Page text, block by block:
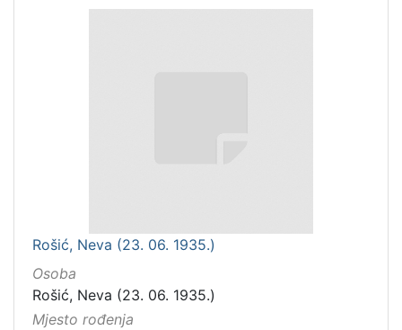
Rošić, Neva (23. 06. 1935.)
Osoba
Rošić, Neva (23. 06. 1935.)
Mjesto rođenja